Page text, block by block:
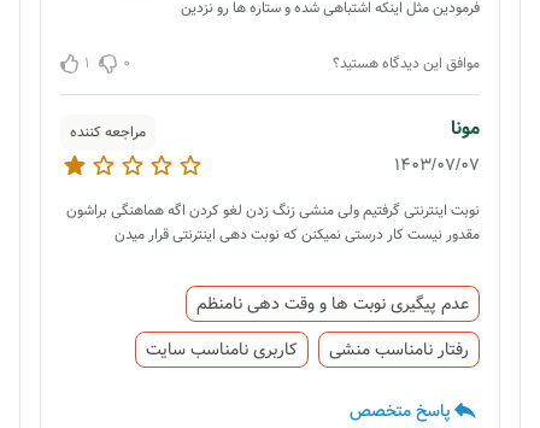
فرمودین مثل اینکه اشتباهی شده و ستاره ها رو نزدین
موافق این دیدگاه هستید؟ 0
1
مونا مراجعه کننده
1403/07/07
نوبت اینترنتی گرفتیم ولی منشی زنگ زدن لغو کردن اگه هماهنگی براشون
مقدور نیست کار درستی نمیکنن که نوبت دهی اینترنتی قرار میدن
عدم پیگیری نوبت ها و وقت دهی نامنظم
رفتار نامناسب منشی
کاربری نامناسب سایت
پاسخ متخصص